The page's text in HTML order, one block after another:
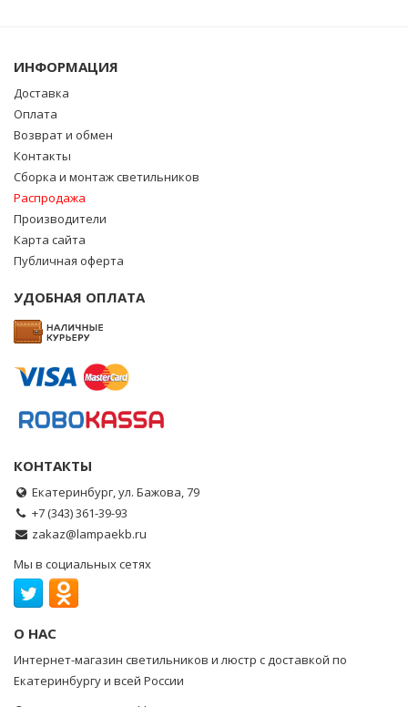
ИНФОРМАЦИЯ
Доставка
Оплата
Возврат и обмен
Контакты
Сборка и монтаж светильников
Распродажа
Производители
Карта сайта
Публичная оферта
УДОБНАЯ ОПЛАТА
КОНТАКТЫ
Екатеринбург, ул. Бажова, 79
+7 (343) 361-39-93
zakaz@lampaekb.ru
Мы в социальных сетях
О НАС
Интернет-магазин светильников и люстр с доставкой по
Екатеринбургу и всей России